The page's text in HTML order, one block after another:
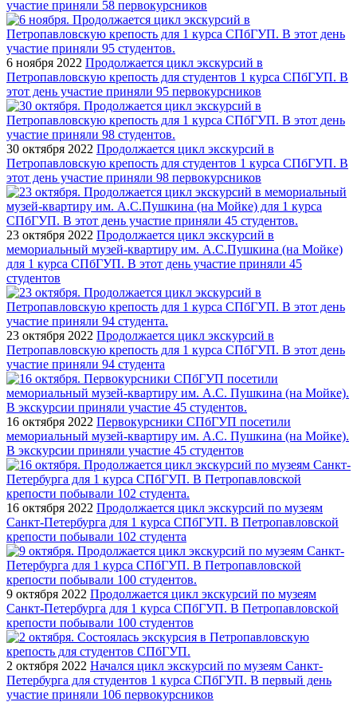
участие приняли 58 первокурсников
6 ноября 2022 Продолжается цикл экскурсий в
Петропавловскую крепость для студентов 1 курса СПбГУП. В
этот день участие приняли 95 первокурсников
30 октября 2022 Продолжается цикл экскурсий в
Петропавловскую крепость для студентов 1 курса СПбГУП. В
этот день участие приняли 98 первокурсников
23 октября 2022 Продолжается цикл экскурсий в
мемориальный музей-квартиру им. А.С.Пушкина (на Мойке)
для 1 курса СПбГУП. В этот день участие приняли 45
студентов
23 октября 2022 Продолжается цикл экскурсий в
Петропавловскую крепость для 1 курса СПбГУП. В этот день
участие приняли 94 студента
16 октября 2022 Первокурсники СПбГУП посетили
мемориальный музей-квартиру им. А.С. Пушкина (на Мойке).
В экскурсии приняли участие 45 студентов
16 октября 2022 Продолжается цикл экскурсий по музеям
Санкт-Петербурга для 1 курса СПбГУП. В Петропавловской
крепости побывали 102 студента
9 октября 2022 Продолжается цикл экскурсий по музеям
Санкт-Петербурга для 1 курса СПбГУП. В Петропавловской
крепости побывали 100 студентов
2 октября 2022 Начался цикл экскурсий по музеям Санкт-
Петербурга для студентов 1 курса СПбГУП. В первый день
участие приняли 106 первокурсников